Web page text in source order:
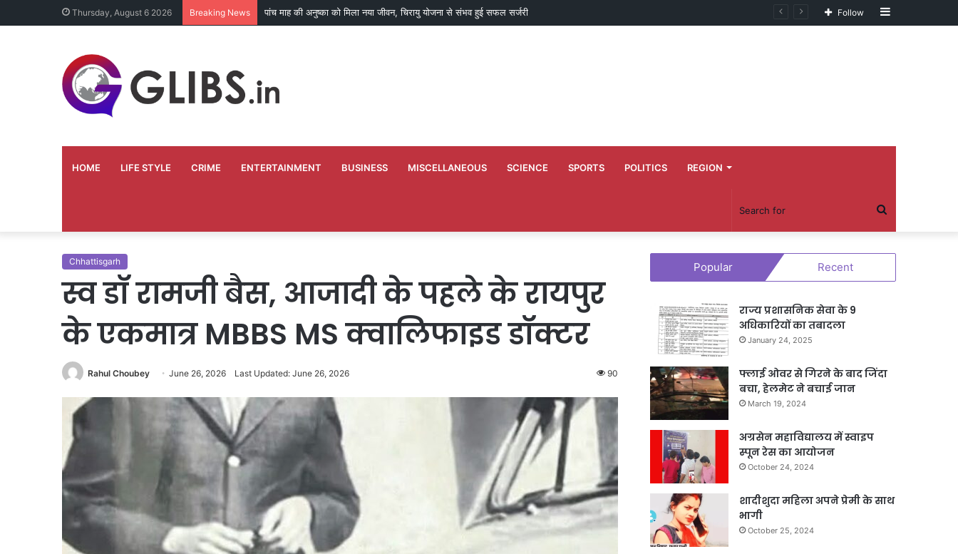
Thursday, August 6 2026 Breaking News तकनीकी खराबी के कारण उच्च शिक्षा विभाग की वेबसाइट अस्थायी रूप से ठप, एसएसएल सर्टिफिकेट का काम जारी Sidebar
Follow
HOME LIFE STYLE CRIME ENTERTAINMENT BUSINESS MISCELLANEOUS SCIENCE SPORTS POLITICS REGION
Search
for
Chhattisgarh
स्व डॉ रामजी बैस, आजादी के पहले के रायपुर
के एकमात्र MBBS MS क्वालिफाइड डॉक्टर
Rahul Choubey June 26, 2026 Last Updated: June 26, 2026 90
Popular Recent
राज्य प्रशासनिक सेवा के 9
अधिकारियों का तबादला
January 24, 2025
फ्लाई ओवर से गिरने के बाद जिंदा
बचा, हेलमेट ने बचाई जान
March 19, 2024
अग्रसेन महाविद्यालय में स्वाइप
स्पून रेस का आयोजन
October 24, 2024
शादीशुदा महिला अपने प्रेमी के साथ
भागी
October 25, 2024